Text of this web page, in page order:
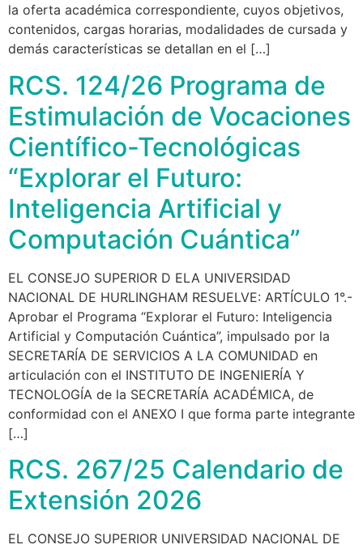
la oferta académica correspondiente, cuyos objetivos,
contenidos, cargas horarias, modalidades de cursada y
demás características se detallan en el […]
RCS. 124/26 Programa de
Estimulación de Vocaciones
Científico-Tecnológicas
“Explorar el Futuro:
Inteligencia Artificial y
Computación Cuántica”
EL CONSEJO SUPERIOR D ELA UNIVERSIDAD
NACIONAL DE HURLINGHAM RESUELVE: ARTÍCULO 1°.-
Aprobar el Programa “Explorar el Futuro: Inteligencia
Artificial y Computación Cuántica”, impulsado por la
SECRETARÍA DE SERVICIOS A LA COMUNIDAD en
articulación con el INSTITUTO DE INGENIERÍA Y
TECNOLOGÍA de la SECRETARÍA ACADÉMICA, de
conformidad con el ANEXO I que forma parte integrante
[…]
RCS. 267/25 Calendario de
Extensión 2026
EL CONSEJO SUPERIOR UNIVERSIDAD NACIONAL DE